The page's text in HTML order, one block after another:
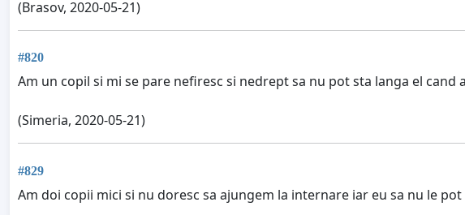
(Brasov, 2020-05-21)
#820
Am un copil si mi se pare nefiresc si nedrept sa nu pot sta langa el cand
(Simeria, 2020-05-21)
#829
Am doi copii mici si nu doresc sa ajungem la internare iar eu sa nu le